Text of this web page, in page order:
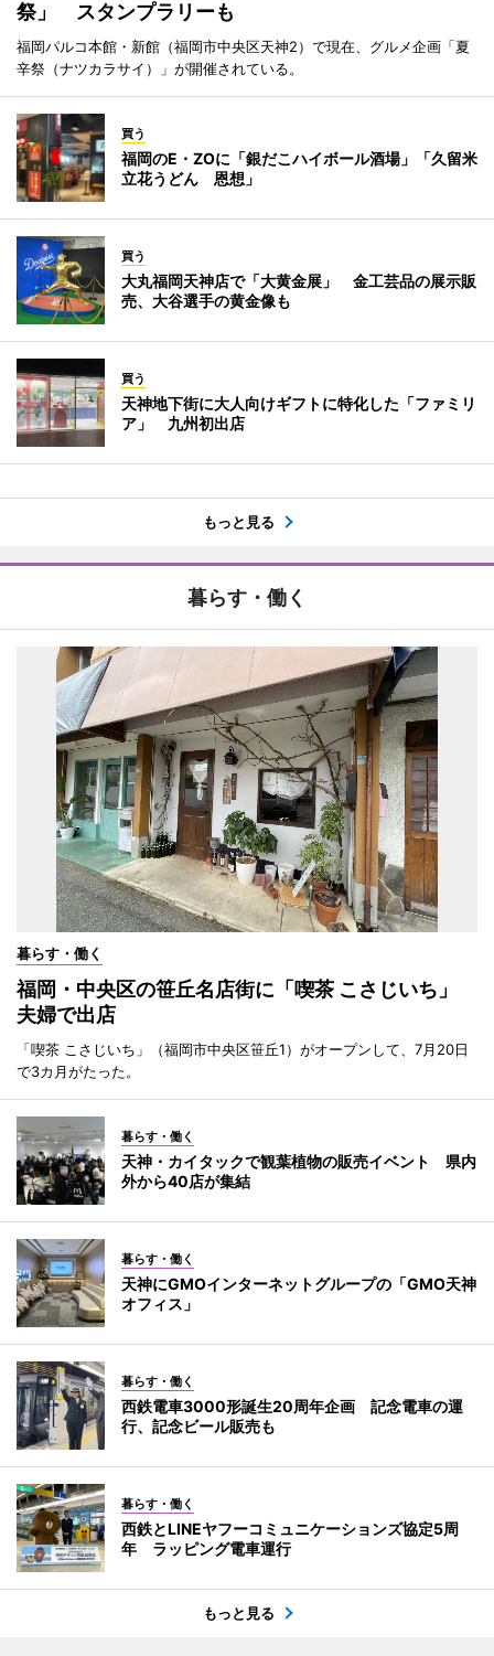
祭」 スタンプラリーも
福岡パルコ本館・新館（福岡市中央区天神2）で現在、グルメ企画「夏
辛祭（ナツカラサイ）」が開催されている。
買う
福岡のE・ZOに「銀だこハイボール酒場」「久留米
立花うどん 恩想」
買う
大丸福岡天神店で「大黄金展」 金工芸品の展示販
売、大谷選手の黄金像も
買う
天神地下街に大人向けギフトに特化した「ファミリ
ア」 九州初出店
もっと見る
暮らす・働く
暮らす・働く
福岡・中央区の笹丘名店街に「喫茶 こさじいち」
夫婦で出店
「喫茶 こさじいち」（福岡市中央区笹丘1）がオープンして、7月20日
で3カ月がたった。
暮らす・働く
天神・カイタックで観葉植物の販売イベント 県内
外から40店が集結
暮らす・働く
天神にGMOインターネットグループの「GMO天神
オフィス」
暮らす・働く
西鉄電車3000形誕生20周年企画 記念電車の運
行、記念ビール販売も
暮らす・働く
西鉄とLINEヤフーコミュニケーションズ協定5周
年 ラッピング電車運行
もっと見る